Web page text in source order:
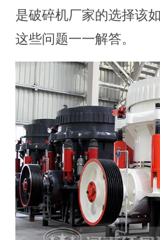
是破碎机厂家的选择该
这些问题一一解答。